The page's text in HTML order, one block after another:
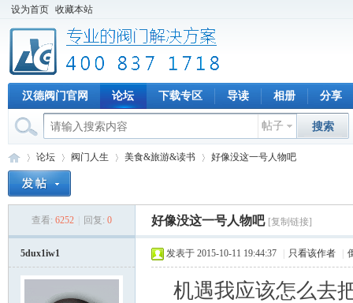
设为首页 收藏本站
汉德阀门官网 论坛 下载专区 导读 相册 分享
帖子 搜索
论坛
›
阀门人生
›
美食&旅游&读书
›
好像没这一号人物吧
查看: 6252 回复: 0 好像没这一号人物吧 [复制链接]
5dux1iw1 发表于 2015-10-11 19:44:37 只看该作者
机遇我应该怎么去